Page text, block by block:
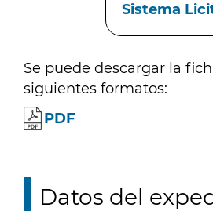
Sistema
Se puede descargar la
siguientes formatos:
PDF
Datos del